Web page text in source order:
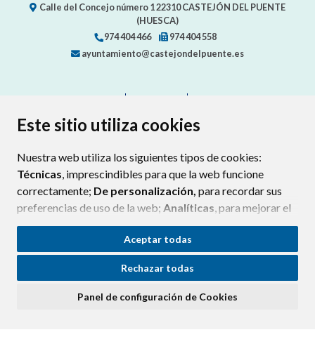
Este sitio utiliza cookies
Nuestra web utiliza los siguientes tipos de cookies:
Técnicas, imprescindibles para que la web funcione
correctamente; De personalización, para recordar sus
preferencias de uso de la web; Analíticas, para mejorar el
funcionamiento de la web y sus servicios.
Si acepta pulsando el botón“Aceptar todas”
consideramos que acepta su uso. Si pulsa el botón
ninguna acción, se guardarán las cookies técnicas
Aceptar todas
Rechazar todas
Panel de configuración de Cookies
Calle del Concejo número 122310CASTEJÓN DEL PUENTE
(HUESCA)
974 404 466
974 404 558
ayuntamiento@castejondelpuente.es
PROTECCIÓN DE DATOS
POLÍTICA DE COOKIES